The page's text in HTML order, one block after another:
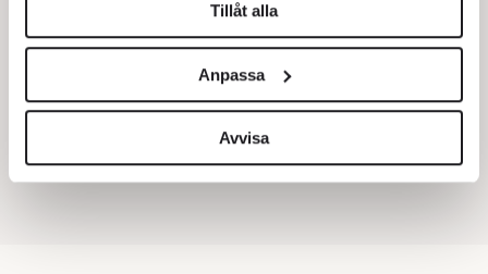
Vi använder enhetsidentifierare för att anpassa innehållet
för sociala medier och analysera vår trafik. Vi
vidarebefordrar även sådana identifierare och annan
information från din enhet till de sociala medier och
annons- och analysföretag som vi samarbetar med.
Tillåt alla
Anpassa
Avvisa